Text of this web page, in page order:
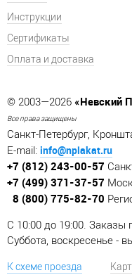
Инструкции
Сертификаты
Оплата и доставка
© 2003—2026 «Невский
Все права защищены
Санкт-Петербург,
E-mail: info@nplakat.ru
+7 (812) 243-00-57
+7 (499) 371-37-57
8 (800) 775-82-70
C 10:00 до 19:00. Заказы
Суббота, воскресенье -
К схеме проезда